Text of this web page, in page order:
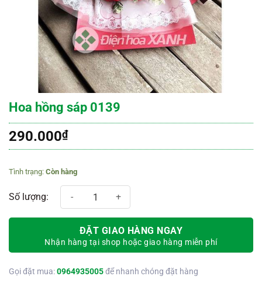
Hoa hồng sáp 0139
290.000₫
Còn hàng
Hoa hồng sáp 0139 số lượng
ĐẶT GIAO HÀNG NGAY
Nhận hàng tại shop hoặc giao hàng miễn phí
Gọi đặt mua:0964935005để nhanh chóng đặt hàng